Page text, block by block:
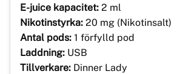
E-juice kapacitet: 2 ml
Nikotinstyrka: 20 mg (Nikotinsalt)
Antal pods: 1 förfylld pod
Laddning: USB
Tillverkare: Dinner Lady